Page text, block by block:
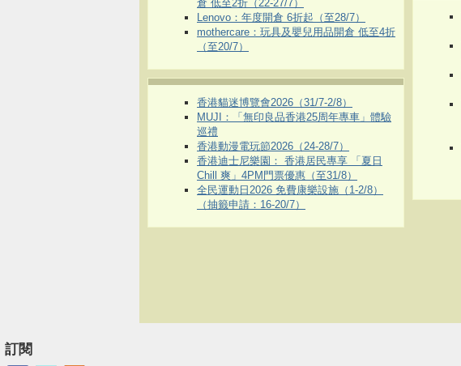
倉 低至2折（22-27/7）
Lenovo：年度開倉 6折起（至28/7）
mothercare：玩具及嬰兒用品開倉 低至4折
（至20/7）
香港貓迷博覽會2026（31/7-2/8）
MUJI：「無印良品香港25周年專車」體驗
巡禮
香港動漫電玩節2026（24-28/7）
香港迪士尼樂園： 香港居民專享 「夏日
Chill 爽」4PM門票優惠（至31/8）
全民運動日2026 免費康樂設施（1-2/8）
（抽籤申請：16-20/7）
訂閱